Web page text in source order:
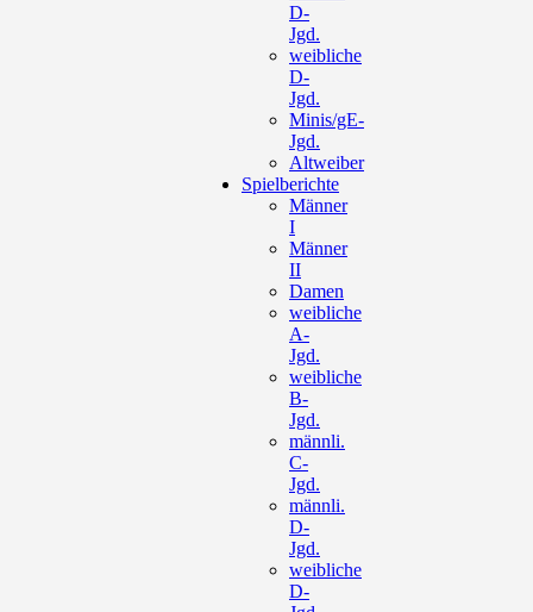
D-
Jgd.
weibliche
D-
Jgd.
Minis/gE-
Jgd.
Altweiber
Spielberichte
Männer
I
Männer
II
Damen
weibliche
A-
Jgd.
weibliche
B-
Jgd.
männli.
C-
Jgd.
männli.
D-
Jgd.
weibliche
D-